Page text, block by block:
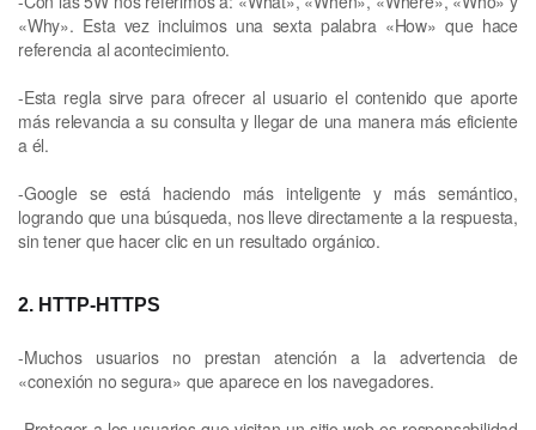
«Why». Esta vez incluimos una sexta palabra «How» que hace
referencia al acontecimiento.
-Esta regla sirve para ofrecer al usuario el contenido que aporte
más relevancia a su consulta y llegar de una manera más eficiente
a él.
-Google se está haciendo más inteligente y más semántico,
logrando que una búsqueda, nos lleve directamente a la respuesta,
sin tener que hacer clic en un resultado orgánico.
2. HTTP-HTTPS
-Muchos usuarios no prestan atención a la advertencia de
«conexión no segura» que aparece en los navegadores.